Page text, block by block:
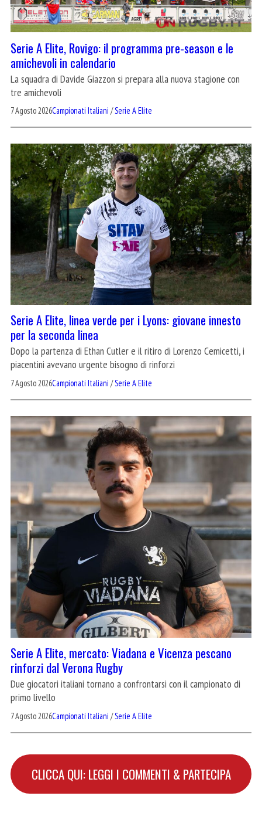
Serie A Elite, Rovigo: il programma pre-season e le
amichevoli in calendario
La squadra di Davide Giazzon si prepara alla nuova stagione con
tre amichevoli
7 Agosto 2026Campionati Italiani /Serie A Elite
Serie A Elite, linea verde per i Lyons: giovane innesto
per la seconda linea
Dopo la partenza di Ethan Cutler e il ritiro di Lorenzo Cemicetti, i
piacentini avevano urgente bisogno di rinforzi
7 Agosto 2026Campionati Italiani /Serie A Elite
Serie A Elite, mercato: Viadana e Vicenza pescano
rinforzi dal Verona Rugby
Due giocatori italiani tornano a confrontarsi con il campionato di
primo livello
7 Agosto 2026Campionati Italiani /Serie A Elite
CLICCA QUI: LEGGI I COMMENTI & PARTECIPA